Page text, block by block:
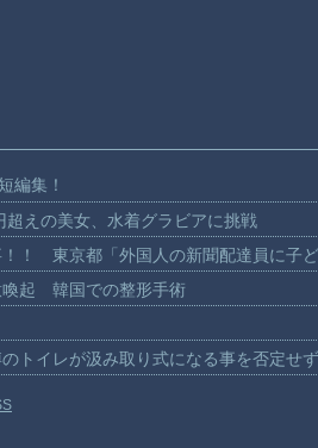
編集！
超えの美女、水着グラビアに挑戦
！ 東京都「外国人の新聞配達員に子
喚起 韓国での整形手術
トイレが汲み取り式になる事を否定せ